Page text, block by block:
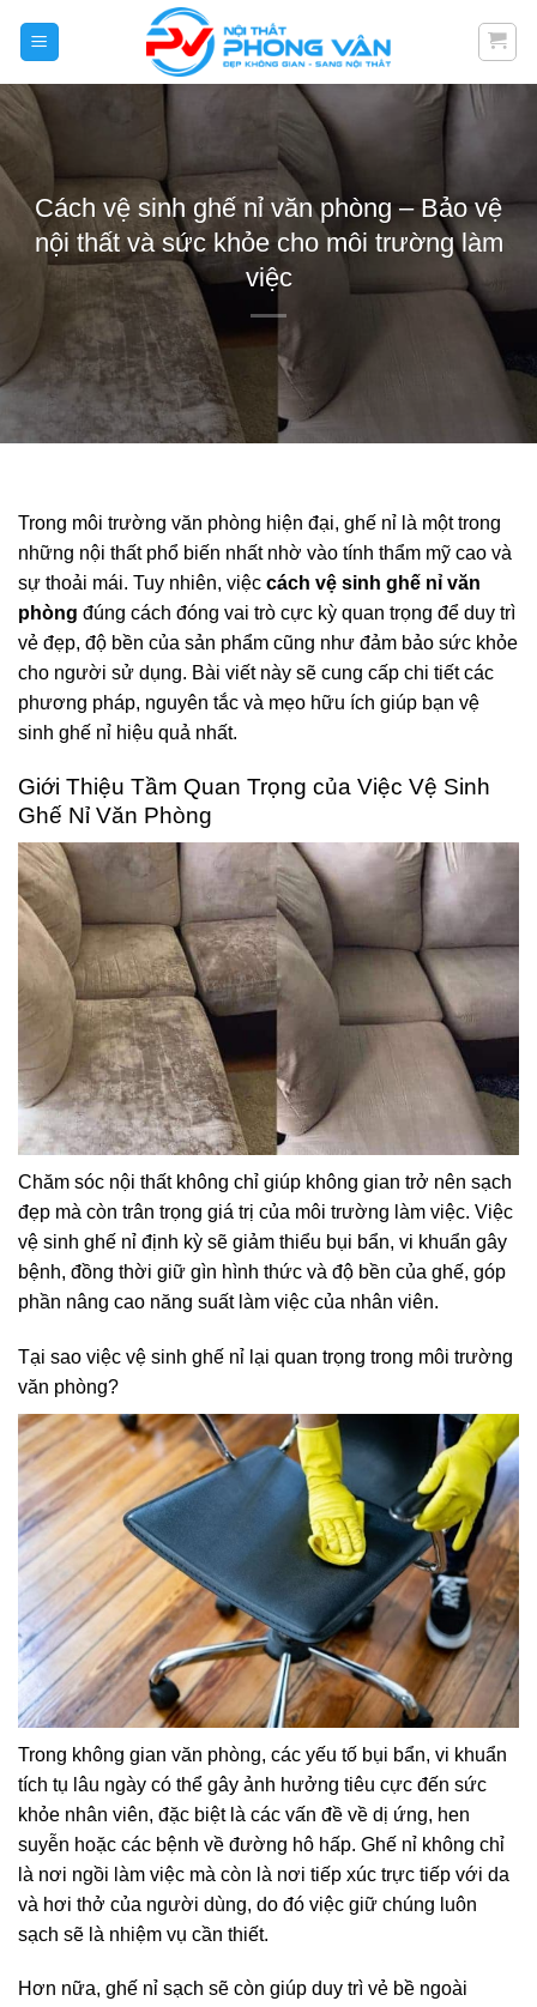
Cách vệ sinh ghế nỉ văn phòng – Bảo vệ
nội thất và sức khỏe cho môi trường làm
việc
Trong môi trường văn phòng hiện đại, ghế nỉ là một trong
những nội thất phổ biến nhất nhờ vào tính thẩm mỹ cao và
sự thoải mái. Tuy nhiên, việc cách vệ sinh ghế nỉ văn
phòng đúng cách đóng vai trò cực kỳ quan trọng để duy trì
vẻ đẹp, độ bền của sản phẩm cũng như đảm bảo sức khỏe
cho người sử dụng. Bài viết này sẽ cung cấp chi tiết các
phương pháp, nguyên tắc và mẹo hữu ích giúp bạn vệ
sinh ghế nỉ hiệu quả nhất.
Giới Thiệu Tầm Quan Trọng của Việc Vệ Sinh
Ghế Nỉ Văn Phòng
Chăm sóc nội thất không chỉ giúp không gian trở nên sạch
đẹp mà còn trân trọng giá trị của môi trường làm việc. Việc
vệ sinh ghế nỉ định kỳ sẽ giảm thiểu bụi bẩn, vi khuẩn gây
bệnh, đồng thời giữ gìn hình thức và độ bền của ghế, góp
phần nâng cao năng suất làm việc của nhân viên.
Tại sao việc vệ sinh ghế nỉ lại quan trọng trong môi trường
văn phòng?
Trong không gian văn phòng, các yếu tố bụi bẩn, vi khuẩn
tích tụ lâu ngày có thể gây ảnh hưởng tiêu cực đến sức
khỏe nhân viên, đặc biệt là các vấn đề về dị ứng, hen
suyễn hoặc các bệnh về đường hô hấp. Ghế nỉ không chỉ
là nơi ngồi làm việc mà còn là nơi tiếp xúc trực tiếp với da
và hơi thở của người dùng, do đó việc giữ chúng luôn
sạch sẽ là nhiệm vụ cần thiết.
Hơn nữa, ghế nỉ sạch sẽ còn giúp duy trì vẻ bề ngoài